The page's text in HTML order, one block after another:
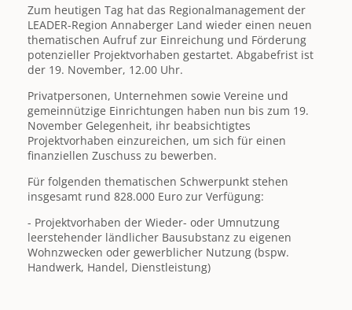
Zum heutigen Tag hat das Regionalmanagement der
LEADER-Region Annaberger Land wieder einen neuen
thematischen Aufruf zur Einreichung und Förderung
potenzieller Projektvorhaben gestartet. Abgabefrist ist
der 19. November, 12.00 Uhr.
Privatpersonen, Unternehmen sowie Vereine und
gemeinnützige Einrichtungen haben nun bis zum 19.
November Gelegenheit, ihr beabsichtigtes
Projektvorhaben einzureichen, um sich für einen
finanziellen Zuschuss zu bewerben.
Für folgenden thematischen Schwerpunkt stehen
insgesamt rund 828.000 Euro zur Verfügung:
- Projektvorhaben der Wieder- oder Umnutzung
leerstehender ländlicher Bausubstanz zu eigenen
Wohnzwecken oder gewerblicher Nutzung (bspw.
Handwerk, Handel, Dienstleistung)